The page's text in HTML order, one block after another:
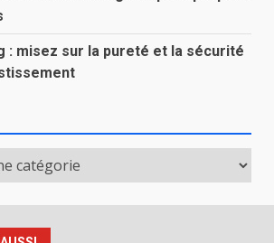
: misez sur la pureté et la sécurité